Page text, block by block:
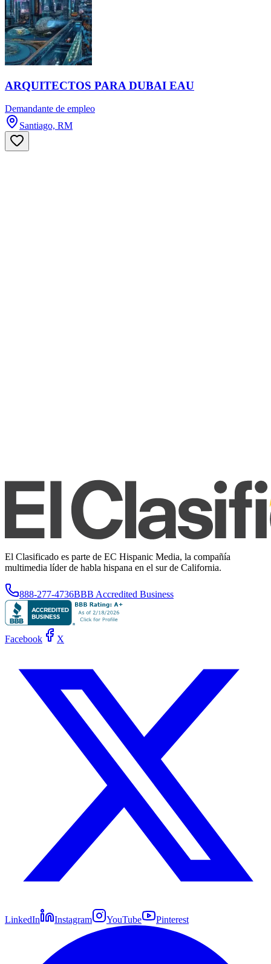
ARQUITECTOS PARA DUBAI EAU
Demandante de empleo
Santiago, RM
El Clasificado es parte de EC Hispanic Media, la compañía
multimedia líder de habla hispana en el sur de California.
888-277-4736BBB Accredited Business
Facebook X
LinkedIn Instagram YouTube Pinterest